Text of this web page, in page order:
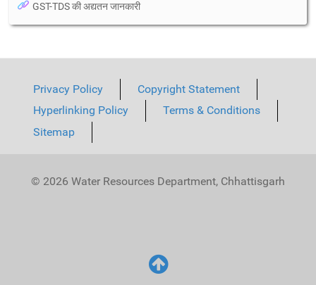
GST-TDS की अद्यतन जानकारी
Privacy Policy
Copyright Statement
Hyperlinking Policy
Terms & Conditions
Sitemap
© 2026 Water Resources Department, Chhattisgarh